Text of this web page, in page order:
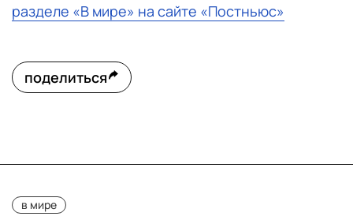
разделе «В мире» на сайте «Постньюс»
поделиться
в мире